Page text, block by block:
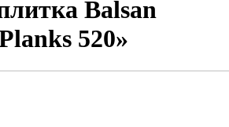
Balsan
520»